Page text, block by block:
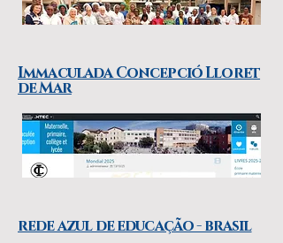
Immaculada Concepció Lloret
de Mar
rede azul de educação - brasil